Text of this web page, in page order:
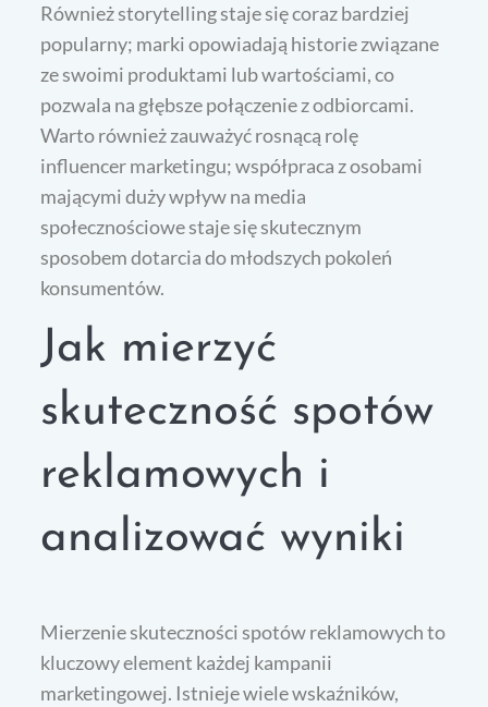
Również storytelling staje się coraz bardziej
popularny; marki opowiadają historie związane
ze swoimi produktami lub wartościami, co
pozwala na głębsze połączenie z odbiorcami.
Warto również zauważyć rosnącą rolę
influencer marketingu; współpraca z osobami
mającymi duży wpływ na media
społecznościowe staje się skutecznym
sposobem dotarcia do młodszych pokoleń
konsumentów.
Jak mierzyć
skuteczność spotów
reklamowych i
analizować wyniki
Mierzenie skuteczności spotów reklamowych to
kluczowy element każdej kampanii
marketingowej. Istnieje wiele wskaźników,